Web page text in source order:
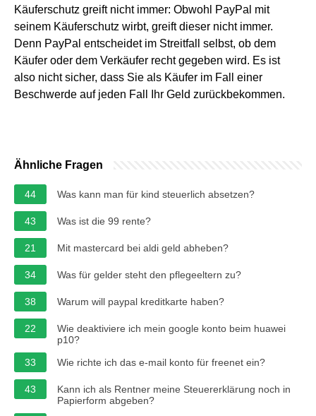
Käuferschutz greift nicht immer: Obwohl PayPal mit
seinem Käuferschutz wirbt, greift dieser nicht immer.
Denn PayPal entscheidet im Streitfall selbst, ob dem
Käufer oder dem Verkäufer recht gegeben wird. Es ist
also nicht sicher, dass Sie als Käufer im Fall einer
Beschwerde auf jeden Fall Ihr Geld zurückbekommen.
Ähnliche Fragen
44 Was kann man für kind steuerlich absetzen?
43 Was ist die 99 rente?
21 Mit mastercard bei aldi geld abheben?
34 Was für gelder steht den pflegeeltern zu?
38 Warum will paypal kreditkarte haben?
22
Wie deaktiviere ich mein google konto beim huawei
p10?
33
Wie richte ich das e-mail konto für freenet ein?
43
Kann ich als Rentner meine Steuererklärung noch in
Papierform abgeben?